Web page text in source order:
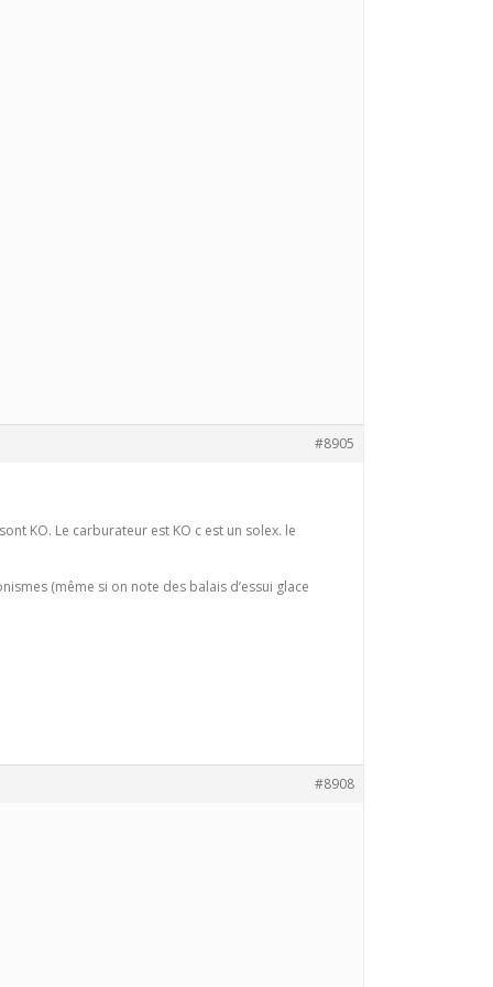
#8905
KO. Le carburateur est KO c est un solex. le
(même si on note des balais d’essui glace
#8908